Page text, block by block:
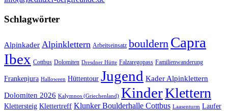
Schlagwörter
Alpinkader Alpinklettern Arbeitseinsatz bouldern Capra
Ibex Cottbus Dolomiten Dresdner Hütte Falzaregopass Familienwanderung
Frankenjura Halloween Hüttentour Jugend Kader Alpinklettern
Dolomiten 2026 Kalymnos (Griechenland) KinderKlettern
Klettersteig Klettertreff Klunker Boulderhalle Cottbus Laasenturm Laufer